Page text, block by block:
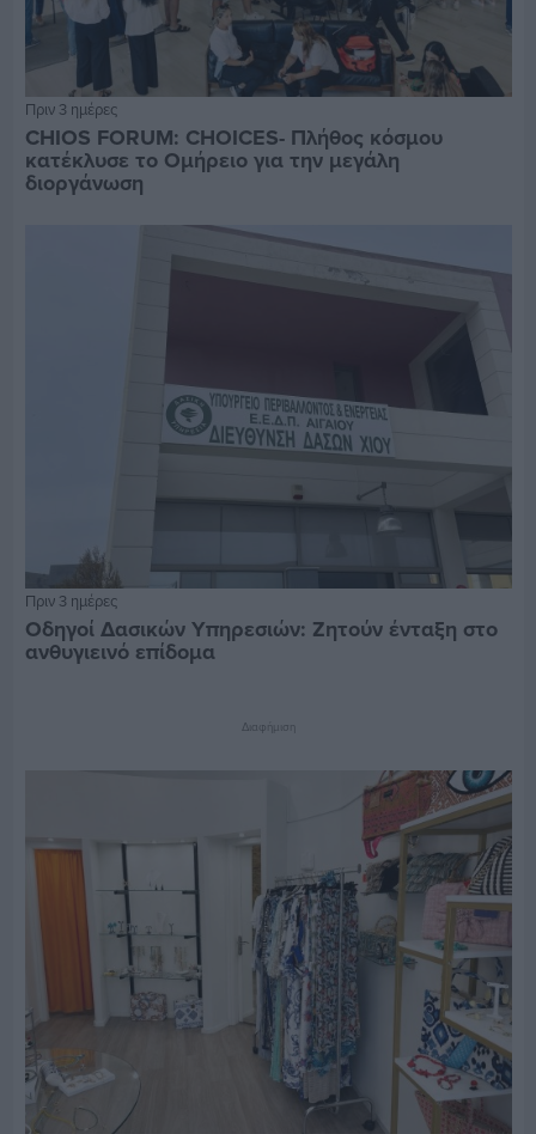
Πριν 3 ημέρες
CHIOS FORUM: CHOICES- Πλήθος κόσμου
κατέκλυσε το Ομήρειο για την μεγάλη
διοργάνωση
Πριν 3 ημέρες
Οδηγοί Δασικών Υπηρεσιών: Ζητούν ένταξη στο
ανθυγιεινό επίδομα
Διαφήμιση